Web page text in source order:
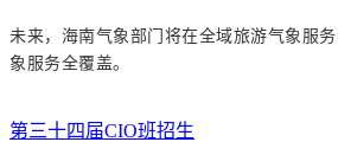
未来，海南气象部门将在全域旅游气象服
象服务全覆盖。
第三十四届CIO班招生